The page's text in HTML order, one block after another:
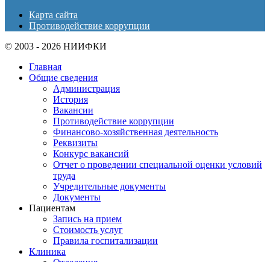
Карта сайта
Противодействие коррупции
© 2003 - 2026 НИИФКИ
Главная
Общие сведения
Администрация
История
Вакансии
Противодействие коррупции
Финансово-хозяйственная деятельность
Реквизиты
Конкурс вакансий
Отчет о проведении специальной оценки условий
труда
Учредительные документы
Документы
Пациентам
Запись на прием
Стоимость услуг
Правила госпитализации
Клиника